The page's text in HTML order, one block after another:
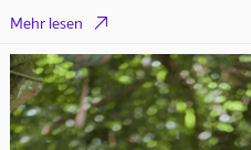
Mehr lesen 